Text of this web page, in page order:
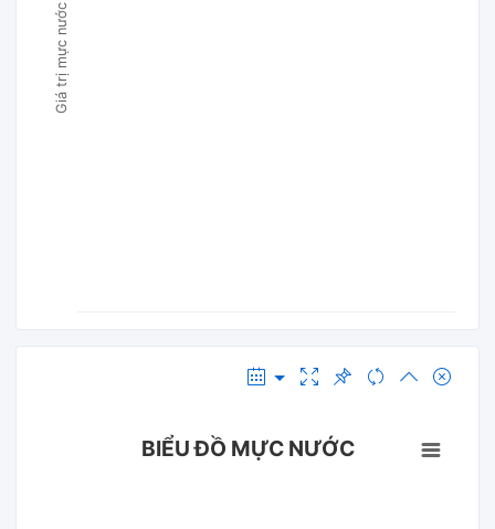
Giá trị mực nước
BIỂU ĐỒ MỰC NƯỚC